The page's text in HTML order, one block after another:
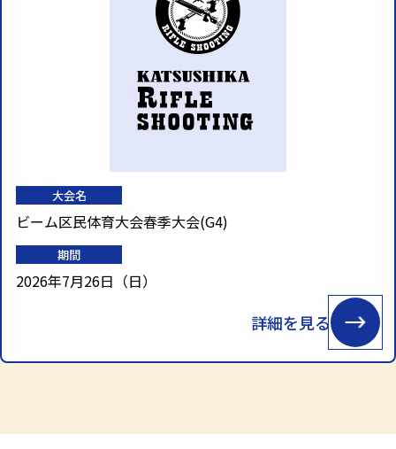
大会名
ビーム区民体育大会春季大会(G4)
期間
2026年7月26日（日）
詳細を見る